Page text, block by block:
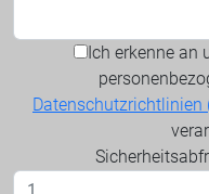
Ich erkenne an
Datenschutzrichtlinien